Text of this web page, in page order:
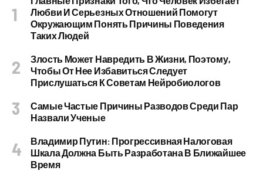
Любви И Серьезных Отношений Помогут
Окружающим Понять Причины Поведения
Таких Людей
Злость Может Навредить В Жизни, Поэтому,
Чтобы От Нее Избавиться Следует
Прислушаться К Советам Нейробиологов
Самые Частые Причины Разводов Среди Пар
Назвали Ученые
Владимир Путин: Прогрессивная Налоговая
Шкала Должна Быть Разработана В Ближайшее
Время